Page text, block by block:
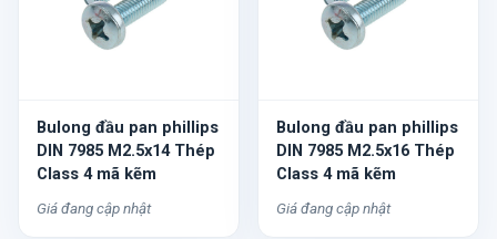
Bulong đầu pan phillips
DIN 7985 M2.5x14 Thép
Class 4 mã kẽm
Giá đang cập nhật
Bulong đầu pan phillips
DIN 7985 M2.5x16 Thép
Class 4 mã kẽm
Giá đang cập nhật